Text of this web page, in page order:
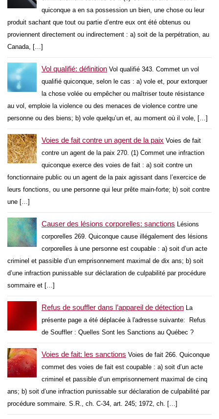
quiconque a en sa possession un bien, une chose ou leur
produit sachant que tout ou partie d’entre eux ont été obtenus ou
proviennent directement ou indirectement : a) soit de la perpétration, au
Canada, […]
Vol qualifié: définition Vol qualifié 343. Commet un vol
qualifié quiconque, selon le cas : a) vole et, pour extorquer
la chose volée ou empêcher ou maîtriser toute résistance
au vol, emploie la violence ou des menaces de violence contre une
personne ou des biens; b) vole quelqu’un et, au moment où il vole, […]
Voies de fait contre un agent de la paix Voies de fait
contre un agent de la paix 270. (1) Commet une infraction
quiconque exerce des voies de fait : a) soit contre un
fonctionnaire public ou un agent de la paix agissant dans l’exercice de
leurs fonctions, ou une personne qui leur prête main-forte; b) soit contre
une […]
Causer des lésions corporelles: sanctions
Lésions
corporelles 269. Quiconque cause illégalement des lésions
corporelles à une personne est coupable : a) soit d’un acte
criminel et passible d’un emprisonnement maximal de dix ans; b) soit
d’une infraction punissable sur déclaration de culpabilité par procédure
sommaire et […]
Refus de souffler dans l’appareil de détection
La
présente page a été déplacée à l'adresse suivante: Refus
de Souffler : Quelles Sont les Sanctions au Québec ?
Voies de fait: les sanctions Voies de fait 266. Quiconque
commet des voies de fait est coupable : a) soit d’un acte
criminel et passible d’un emprisonnement maximal de cinq
ans; b) soit d’une infraction punissable sur déclaration de culpabilité par
procédure sommaire. S.R., ch. C-34, art. 245; 1972, ch. […]